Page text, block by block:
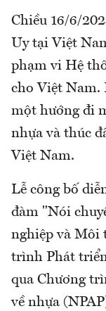
Chiều 16/6/
Uy tại Việt
phạm vi Hệ
cho Việt Nam.
một hướng đi
nhựa và thúc
Việt Nam.
Lễ công bố
đàm "Nói
nghiệp và Môi
trình Phát
qua Chương
về nhựa